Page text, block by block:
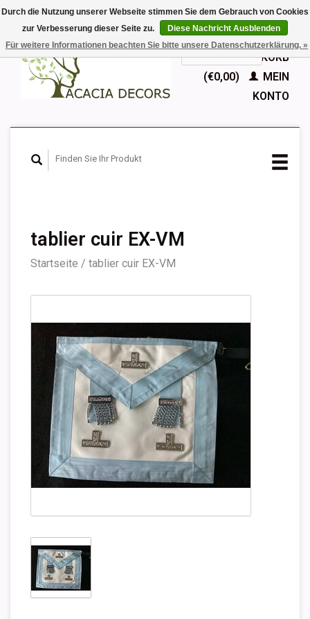
EUR
GBPDeutsch
Nederlands
English
IHR WARENKORB
(€0,00)
MEIN
KONTO
tablier cuir EX-VM
Startseite / tablier cuir EX-VM
Durch die Nutzung unserer Webseite stimmen Sie dem Gebrauch von Cookies
zur Verbesserung dieser Seite zu.
Diese Nachricht Ausblenden
Für weitere Informationen beachten Sie bitte unsere Datenschutzerklärung. »